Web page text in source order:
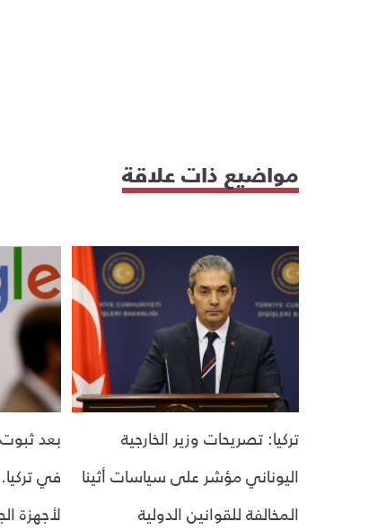
مواضيع ذات علاقة
تركيا: تصريحات وزير الخارجية
اليوناني مؤشر على سياسات أثينا
المخالفة للقوانين الدولية
بعد ثبوت
في
لأجهزة